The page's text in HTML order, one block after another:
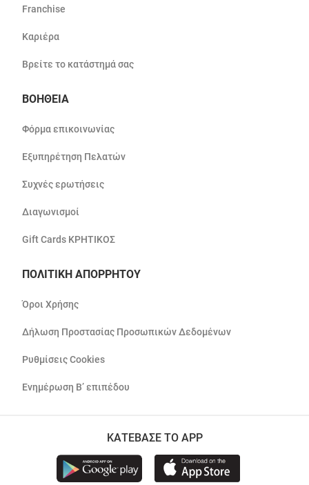
Franchise
Καριέρα
Βρείτε το κατάστημά σας
ΒΟΗΘΕΙΑ
Φόρμα επικοινωνίας
Εξυπηρέτηση Πελατών
Συχνές ερωτήσεις
Διαγωνισμοί
Gift Cards ΚΡΗΤΙΚΟΣ
ΠΟΛΙΤΙΚΗ ΑΠΟΡΡΗΤΟΥ
Όροι Χρήσης
Δήλωση Προστασίας Προσωπικών Δεδομένων
Ρυθμίσεις Cookies
Ενημέρωση Β’ επιπέδου
ΚΑΤΕΒΑΣΕ ΤΟ APP